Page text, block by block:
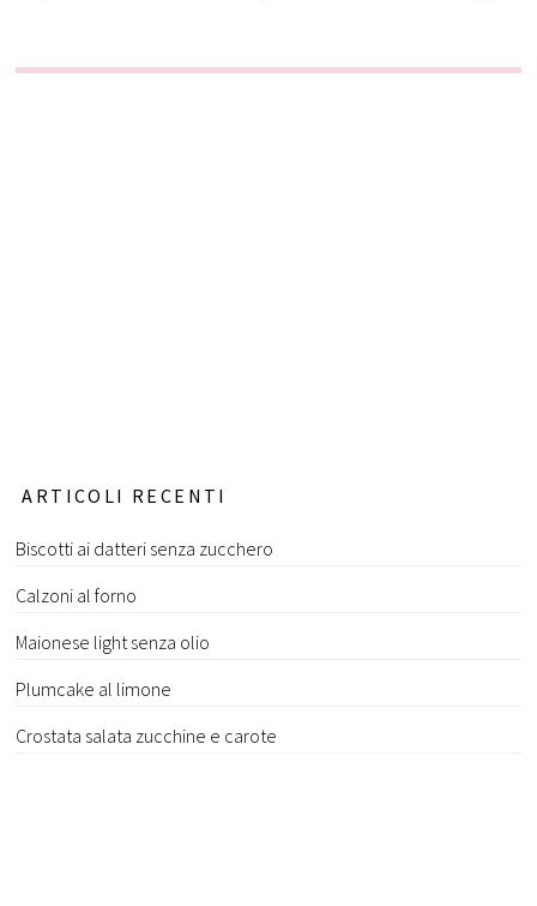
ARTICOLI RECENTI
Biscotti ai datteri senza zucchero
Calzoni al forno
Maionese light senza olio
Plumcake al limone
Crostata salata zucchine e carote